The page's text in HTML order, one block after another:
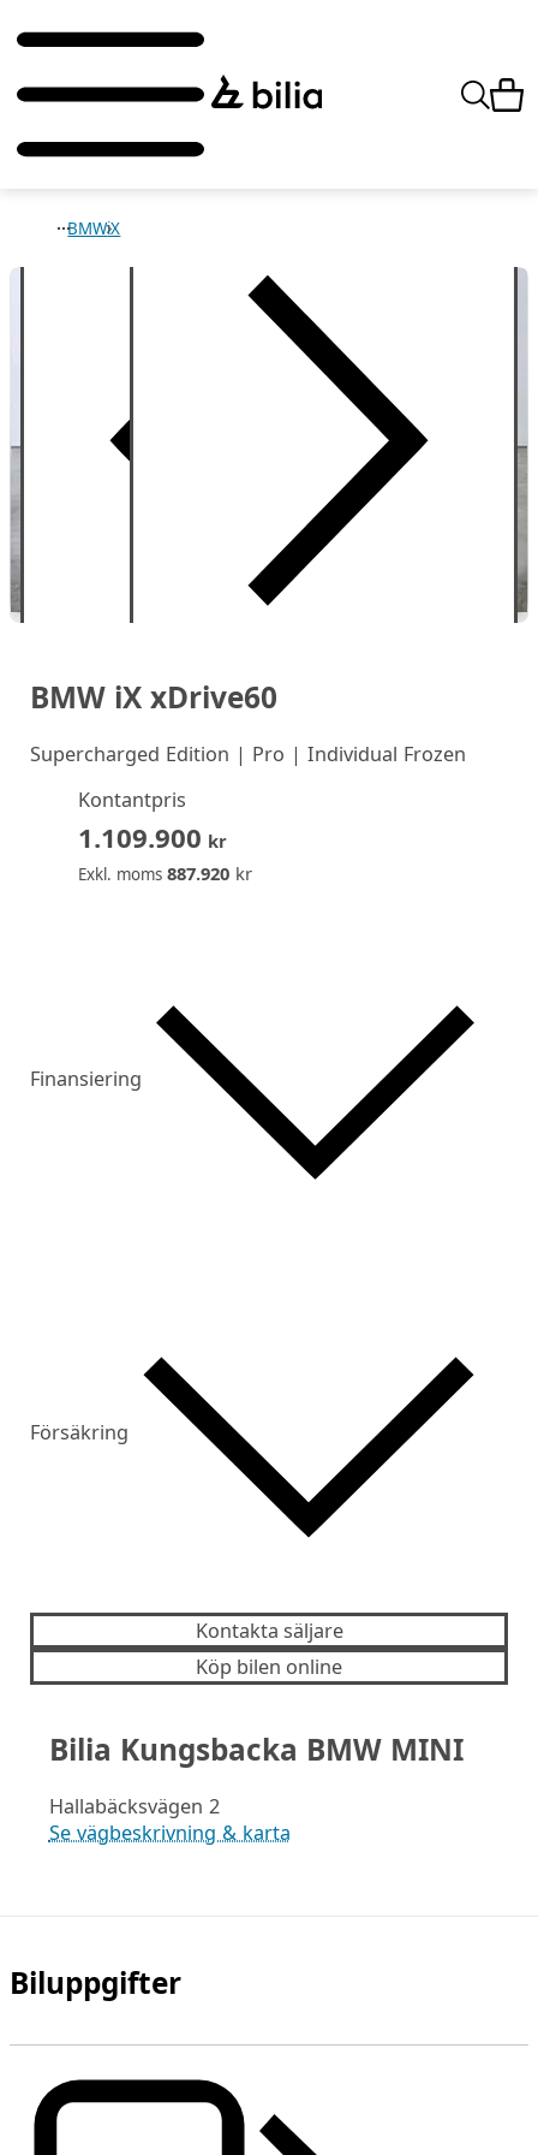
BMWiX
BMW iX xDrive60
Supercharged Edition | Pro | Individual Frozen
Kontantpris
1.109.900 kr
Exkl. moms 887.920kr
Finansiering
Försäkring
Kontakta säljare
Köp bilen online
Bilia Kungsbacka BMW MINI
Hallabäcksvägen 2
Se vägbeskrivning & karta
Biluppgifter